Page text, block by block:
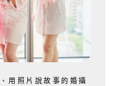
用照片說故事的婚攝